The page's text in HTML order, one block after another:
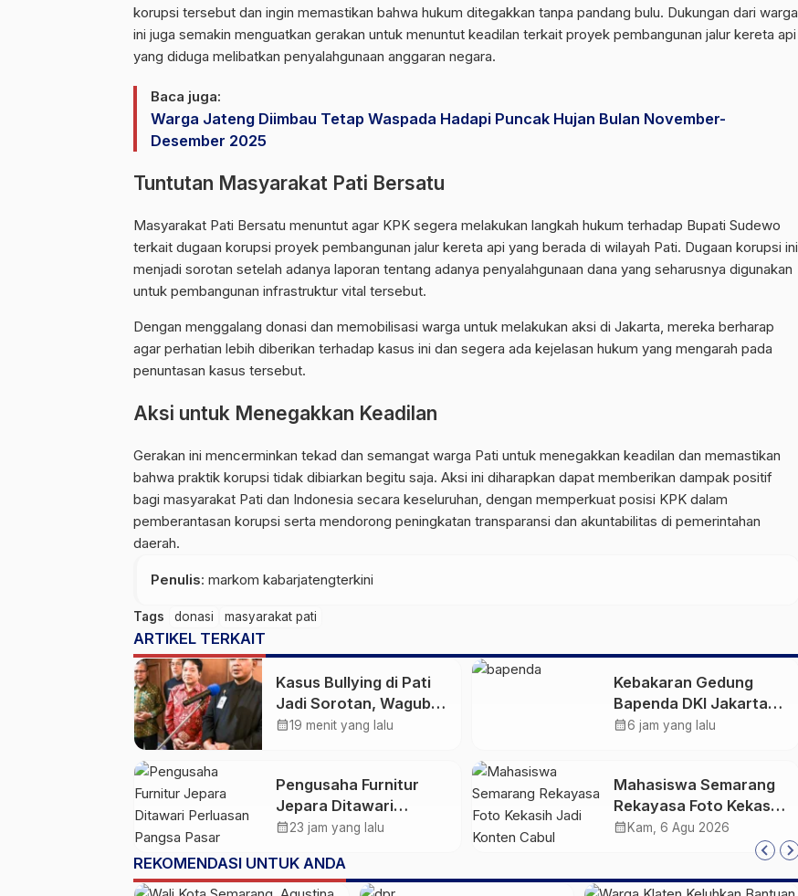
korupsi tersebut dan ingin memastikan bahwa hukum ditegakkan tanpa pandang bulu. Dukungan dari warga
ini juga semakin menguatkan gerakan untuk menuntut keadilan terkait proyek pembangunan jalur kereta api
yang diduga melibatkan penyalahgunaan anggaran negara.
Baca juga:
Warga Jateng Diimbau Tetap Waspada Hadapi Puncak Hujan Bulan November-
Desember 2025
Tuntutan Masyarakat Pati Bersatu
Masyarakat Pati Bersatu menuntut agar KPK segera melakukan langkah hukum terhadap Bupati Sudewo
terkait dugaan korupsi proyek pembangunan jalur kereta api yang berada di wilayah Pati. Dugaan korupsi ini
menjadi sorotan setelah adanya laporan tentang adanya penyalahgunaan dana yang seharusnya digunakan
untuk pembangunan infrastruktur vital tersebut.
Dengan menggalang donasi dan memobilisasi warga untuk melakukan aksi di Jakarta, mereka berharap
agar perhatian lebih diberikan terhadap kasus ini dan segera ada kejelasan hukum yang mengarah pada
penuntasan kasus tersebut.
Aksi untuk Menegakkan Keadilan
Gerakan ini mencerminkan tekad dan semangat warga Pati untuk menegakkan keadilan dan memastikan
bahwa praktik korupsi tidak dibiarkan begitu saja. Aksi ini diharapkan dapat memberikan dampak positif
bagi masyarakat Pati dan Indonesia secara keseluruhan, dengan memperkuat posisi KPK dalam
pemberantasan korupsi serta mendorong peningkatan transparansi dan akuntabilitas di pemerintahan
daerah.
Penulis: markom kabarjatengterkini
Tags donasi masyarakat pati
ARTIKEL TERKAIT
Kasus Bullying di Pati
Jadi Sorotan, Wagub
Jateng: Ini PR Bersama
calendar_month19 menit yang lalu
Kebakaran Gedung
Bapenda DKI Jakarta:
20 Unit Pemadam dan
Kencang Jadi
Tantangan
calendar_month6 jam yang lalu
Pengusaha Furnitur
Jepara Ditawari
Perluasan Pangsa
calendar_month23 jam yang lalu
Mahasiswa Semarang
Rekayasa Foto Kekasih
Jadi Konten Cabul
calendar_monthKam, 6 Agu 2026
REKOMENDASI UNTUK ANDA